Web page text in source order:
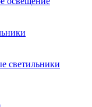
светильники